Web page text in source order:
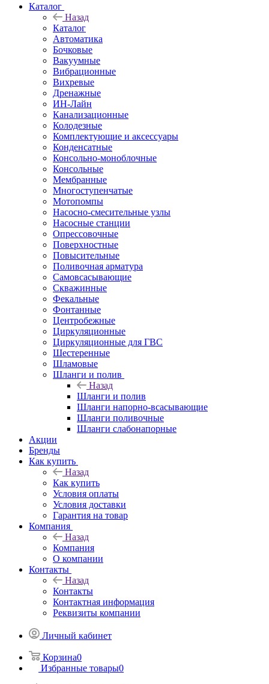
Каталог
Назад
Каталог
Автоматика
Бочковые
Вакуумные
Вибрационные
Вихревые
Дренажные
ИН-Лайн
Канализационные
Колодезные
Комплектующие и аксессуары
Конденсатные
Консольно-моноблочные
Консольные
Мембранные
Многоступенчатые
Мотопомпы
Насосно-смесительные узлы
Насосные станции
Опрессовочные
Поверхностные
Повысительные
Поливочная арматура
Самовсасывающие
Скважинные
Фекальные
Фонтанные
Центробежные
Циркуляционные
Циркуляционные для ГВС
Шестеренные
Шламовые
Шланги и полив
Назад
Шланги и полив
Шланги напорно-всасывающие
Шланги поливочные
Шланги слабонапорные
Акции
Бренды
Как купить
Назад
Как купить
Условия оплаты
Условия доставки
Гарантия на товар
Компания
Назад
Компания
О компании
Контакты
Назад
Контакты
Контактная информация
Реквизиты компании
Личный кабинет
Корзина0
Избранные товары0